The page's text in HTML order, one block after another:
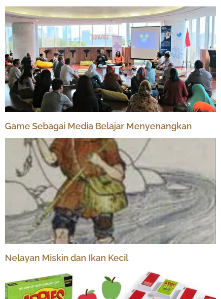
Game Sebagai Media Belajar Menyenangkan
Nelayan Miskin dan Ikan Kecil